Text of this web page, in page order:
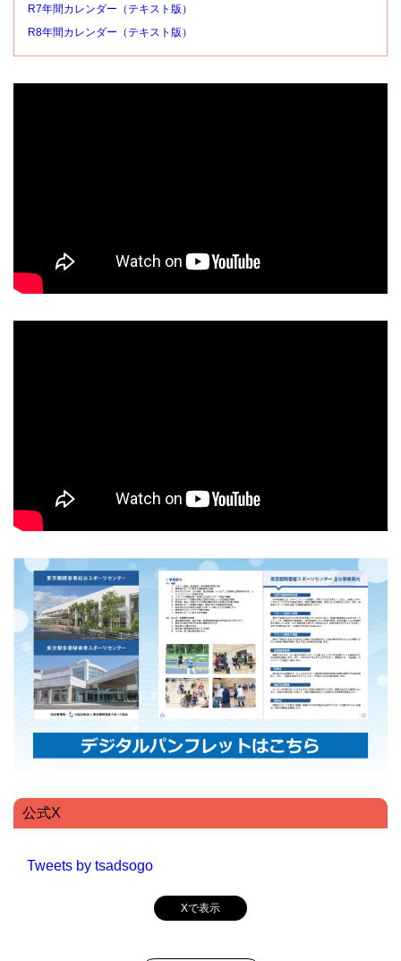
R7年間カレンダー（テキスト版）
R8年間カレンダー（テキスト版）
公式X
Tweets by tsadsogo
Xで表示